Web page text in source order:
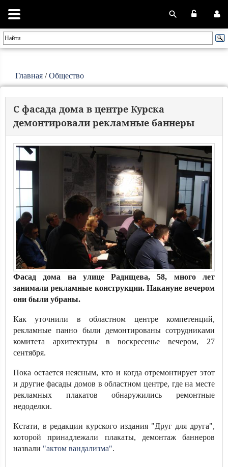
Главная /Общество
С фасада дома в центре Курска
демонтировали рекламные баннеры
Фасад дома на улице Радищева, 58, много лет
занимали рекламные конструкции. Накануне вечером
они были убраны.
Как уточнили в областном центре компетенций,
рекламные панно были демонтированы сотрудниками
комитета архитектуры в воскресенье вечером, 27
сентября.
Пока остается неясным, кто и когда отремонтирует этот
и другие фасады домов в областном центре, где на месте
рекламных плакатов обнаружились ремонтные
недоделки.
Кстати, в редакции курского издания "Друг для друга",
которой принадлежали плакаты, демонтаж баннеров
назвали "актом вандализма".